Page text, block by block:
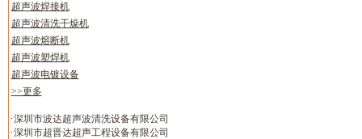
超声波焊接机
超声波清洗干燥机
超声波熔断机
超声波塑焊机
超声波电镀设备
>>更多
·深圳市波达超声波清洗设备有限公司
·深圳市超晋达超声工程设备有限公司